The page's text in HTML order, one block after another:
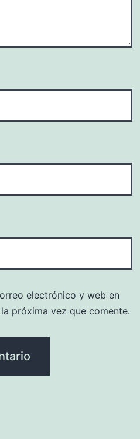
electrónico y web en
próxima vez que comente.